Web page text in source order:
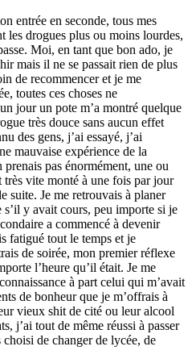
entrée en seconde, tous mes
les drogues plus ou moins lourdes,
Moi, en tant que bon ado, je
mais il ne se passait rien de plus
de recommencer et je me
toutes ces choses ne
jour un pote m’a montré quelque
très douce sans aucun effet
des gens, j’ai essayé, j’ai
mauvaise expérience de la
pas énormément, une ou
très vite monté à une fois par jour
suite. Je me retrouvais à planer
s’il y avait cours, peu importe si je
a commencé à devenir
fatigué tout le temps et je
de soirée, mon premier réflexe
l’heure qu’il était. Je me
à part celui qui m’avait
de bonheur que je m’offrais à
vieux shit de cité ou leur alcool
j’ai tout de même réussi à passer
de changer de lycée, de